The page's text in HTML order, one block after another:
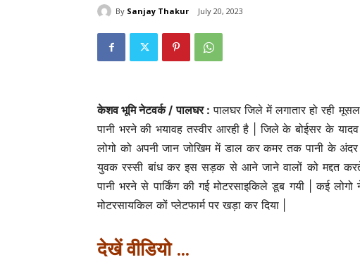
By Sanjay Thakur July 20, 2023
केशव भूमि नेटवर्क / पालघर : पालघर जिले में लगातार हो रही
पानी भरने की भयावह तस्वीर आरही है | जिले के बोईसर के
लोगो को अपनी जान जोखिम में डाल कर कमर तक पानी के
युवक रस्सी बांध कर इस सड़क से आने जाने वालों को मद्दत
पानी भरने से पार्किंग की गई मोटरसाइकिले डूब गयी | कई
मोटरसायकिल कों प्लेटफार्म पर खड़ा कर दिया |
देखें वीडियो …
महाराष्ट्र
अवसर: इस्राइल में 5000 नौकरियां, ₹1.61
लाख तक वेतन
Keshav Bhumi - May 5, 2026 0